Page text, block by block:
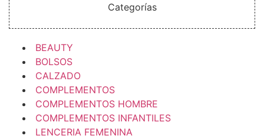
Categorías
BEAUTY
BOLSOS
CALZADO
COMPLEMENTOS
COMPLEMENTOS HOMBRE
COMPLEMENTOS INFANTILES
LENCERIA FEMENINA